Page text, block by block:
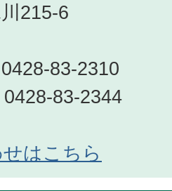
215-6
83-2310
83-2344
はこちら